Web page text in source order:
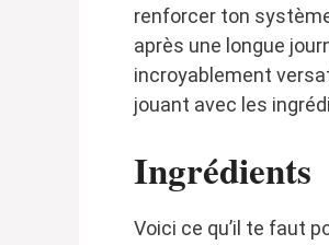
renforcer ton
après une longue
incroyablement
jouant avec les
Ingrédients
Voici ce qu’il te faut